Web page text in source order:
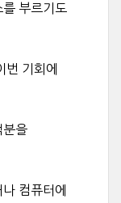
부르기도
번 기회에
분을
컴퓨터에